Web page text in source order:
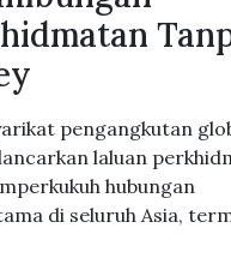
pengangkutan
laluan
hubungan
di seluruh Asia,